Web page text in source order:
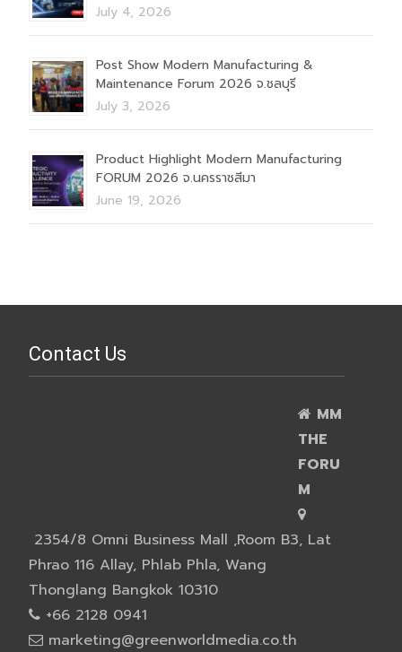
July 4, 2026
Post Show Modern Manufacturing &
Maintenance Forum 2026 จ.ชลบุรี
July 3, 2026
Product Highlight Modern Manufacturing
FORUM 2026 จ.นครราชสีมา
June 19, 2026
Contact Us
MM
THE
FORU
M
2354/8 Omni Business Mall ,Room B3, Lat
Phrao 116 Allay, Phlab Phla, Wang
Thonglang Bangkok 10310
+66 2128 0941
marketing@greenworldmedia.co.th